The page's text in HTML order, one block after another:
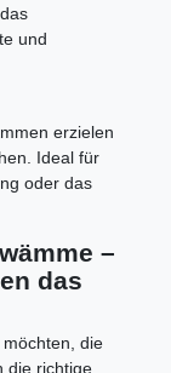
und
erzielen
Ideal für
oder das
–
das
die
die richtige